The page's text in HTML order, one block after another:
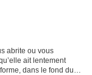
abrite ou vous
ait lentement
dans le fond du